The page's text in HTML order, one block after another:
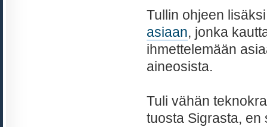
Tullin ohjeen
asiaan, jonka
ihmettelemään
aineosista.
Tuli vähän
tuosta Sigrasta, en